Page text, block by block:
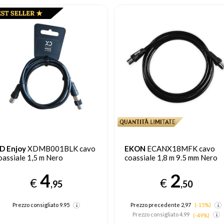
ECANX18MFK cavo
1,8 m 9.5 mm Nero
€ 2,50
Prezzo precedente 2,97 (-15%)
EKON ECVXHDMI15MMK
cavo HDMI 1,5 m HDMI tipo A
€ 5,00
Prezzo consigliato9.99